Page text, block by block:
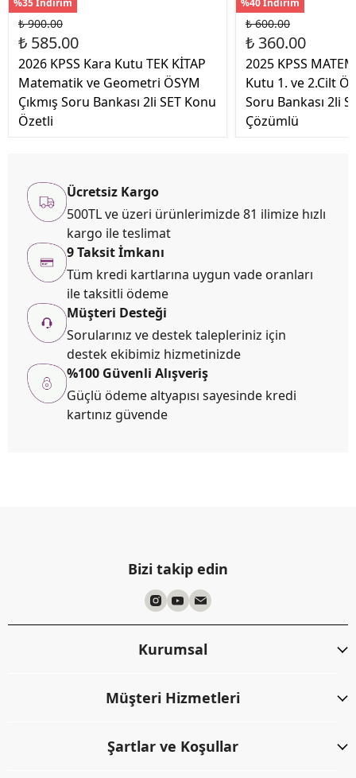
%35 İndirim
₺ 900.00
₺ 585.00
2026 KPSS Kara Kutu TEK KİTAP
Matematik ve Geometri ÖSYM
Çıkmış Soru Bankası 2li SET Konu
Özetli
%40 İndirim
₺ 600.00
₺ 360.00
2025 KPSS
Kutu 1. ve 2.Cilt
Soru Bankası 2li
Çözümlü
Ücretsiz Kargo
500TL ve üzeri ürünlerimizde 81 ilimize hızlı
kargo ile teslimat
9 Taksit İmkanı
Tüm kredi kartlarına uygun vade oranları
ile taksitli ödeme
Müşteri Desteği
Sorularınız ve destek talepleriniz için
destek ekibimiz hizmetinizde
%100 Güvenli Alışveriş
Güçlü ödeme altyapısı sayesinde kredi
kartınız güvende
Bizi takip edin
Kurumsal
Müşteri Hizmetleri
Şartlar ve Koşullar